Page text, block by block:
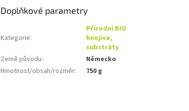
Doplňkové parametry
Kategorie:
Přírodní BIO
hnojiva,
substráty
Země původu:
Německo
Hmotnost/obsah/rozměr: 750 g